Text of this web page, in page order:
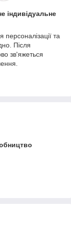
індивідуальне
та
Після
зв'яжеться